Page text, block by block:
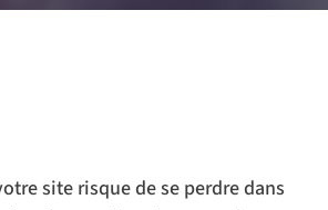
site risque de se perdre dans